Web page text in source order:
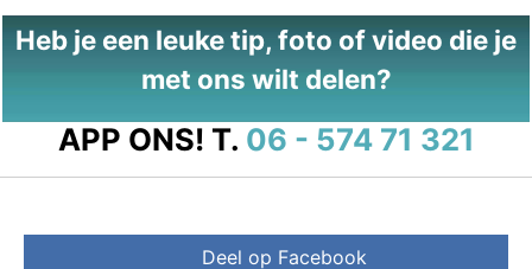
Heb je een leuke tip, foto of video die je
met ons wilt delen?
APP ONS! T. 06 - 574 71 321
Deel op Facebook